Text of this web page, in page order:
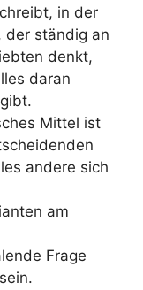
in der
der ständig an
denkt,
daran
Mittel ist
andere sich
am
Frage